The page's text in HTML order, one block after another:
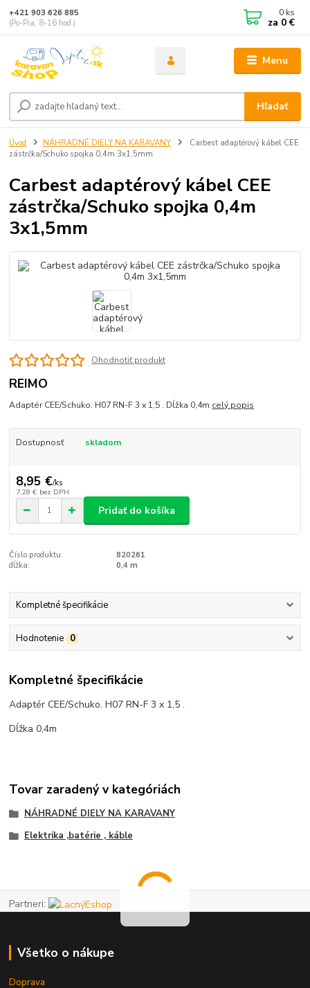
Menu
Hľadať
+421 903 626 885
(Po-Pia, 8-16 hod.)
0 ks
za 0 €
Úvod NÁHRADNÉ DIELY NA KARAVANY
Carbest adaptérový kábel CEE
zástrčka/Schuko spojka 0,4m 3x1,5mm
Carbest adaptérový kábel CEE
zástrčka/Schuko spojka 0,4m
3x1,5mm
Ohodnotiť produkt
REIMO
Adaptér CEE/Schuko. H07 RN-F 3 x 1,5 . Dĺžka 0,4m celý popis
Dostupnosť skladom
8,95 €/ks
7,28 € bez DPH
Pridať do košíka
Číslo produktu:
820261
dĺžka:
0,4 m
Kompletné špecifikácie
Hodnotenie 0
Kompletné špecifikácie
Adaptér CEE/Schuko.H07 RN-F 3 x 1,5 .
Dĺžka 0,4m
Tovar zaradený v kategóriách
NÁHRADNÉ DIELY NA KARAVANY
Elektrika ,batérie , káble
Partneri:
Všetko o nákupe
Doprava